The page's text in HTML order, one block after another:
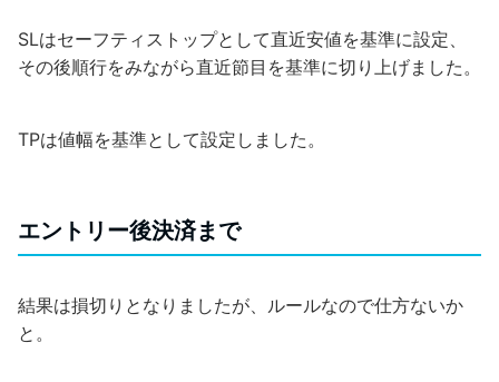
SLはセーフティストップとして直近安値を基準に設定、
その後順行をみながら直近節目を基準に切り上げました。
TPは値幅を基準として設定しました。
エントリー後決済まで
結果は損切りとなりましたが、ルールなので仕方ないか
と。